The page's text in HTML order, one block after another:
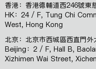
香港：香港德輔道西246號東
HK：24 / F, Tung Chi
West, Hong Kong
北京：北京市西城區西直門
Beijing：2 / F, Hall B,
Xizhimen Wai Street,